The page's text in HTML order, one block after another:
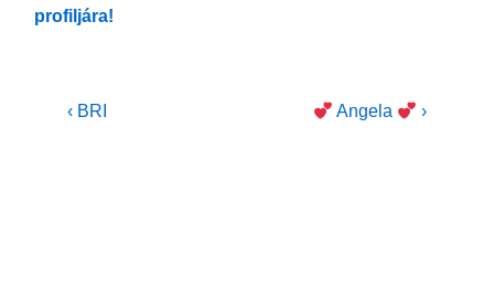
profiljára!
Bejegyzés
Previous
‹ BRI
NextAngela ›